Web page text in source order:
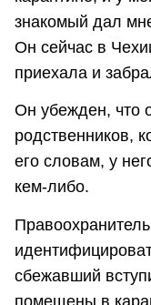
знакомый дал
Он сейчас в
приехала и
Он убежден, что
родственников,
его словам, у
кем-либо.
сбежавший
помещены в